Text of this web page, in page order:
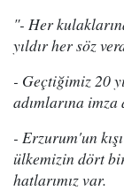
"- Her
yıldır her söz
- Geçtiğimiz 20
adımlarına imza
- Erzurum'un
ülkemizin dört bir
hatlarımız var.